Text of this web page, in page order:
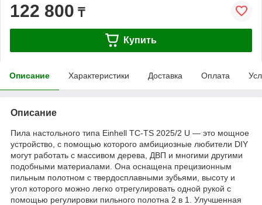
122 800 ₸
Купить
Описание Характеристики Доставка Оплата
Описание
Пила настольного типа Einhell TC-TS 2025/2 U — это мощное
устройство, с помощью которого амбициозные любители DIY
могут работать с массивом дерева, ДВП и многими другими
подобными материалами. Она оснащена прецизионным
пильным полотном с твердосплавными зубьями, высоту и
угол которого можно легко отрегулировать одной рукой с
помощью регулировки пильного полотна 2 в 1. Улучшенная